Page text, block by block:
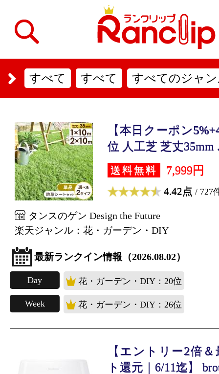
すべて すべて すべてのジャ
【本日クーポン
位 人工芝 芝丈35mm
送料無料 7,999円
4.42点 / 727
タンスのゲン Design the Future
楽天ジャンル：花・ガーデン・DIY
最新ランクイン情報（2026.08.02）
Day 花・ガーデン・DIY：20位
Week 花・ガーデン・DIY：26位
【エントリー2倍
ト還元｜6/11迄】